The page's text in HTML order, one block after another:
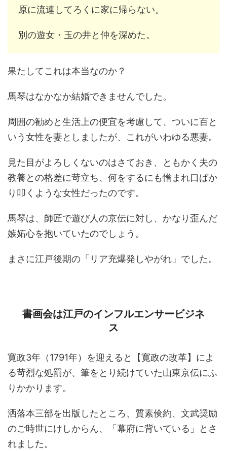
原に流連してろくに家に帰らない。
別の遊女・玉の井と仲を深めた。
果たしてこれは本当なのか？
馬琴はなかなか結婚できませんでした。
周囲の勧めと生活上の便宜を考慮して、ついに百と
いう女性を妻としましたが、これがいわゆる悪妻。
見た目がよろしくないのはさておき、ともかく夫の
教養との格差に苛立ち、何をするにも憎まれ口ばか
り叩くような女性だったのです。
馬琴は、師匠で遊び人の京伝に対し、かなり歪んだ
嫉妬心を抱いていたのでしょう。
まさに江戸後期の「リア充爆発しやがれ」でした。
書画会は江戸のインフルエンサービジネ
ス
寛政3年（1791年）を迎えると【寛政の改革】によ
る苛烈な処罰が、筆をとり続けていた山東京伝にふ
りかかります。
洒落本三部を出版したところ、質素倹約、文武奨励
のご時世にけしからん、「幕府に背いている」とさ
れました。